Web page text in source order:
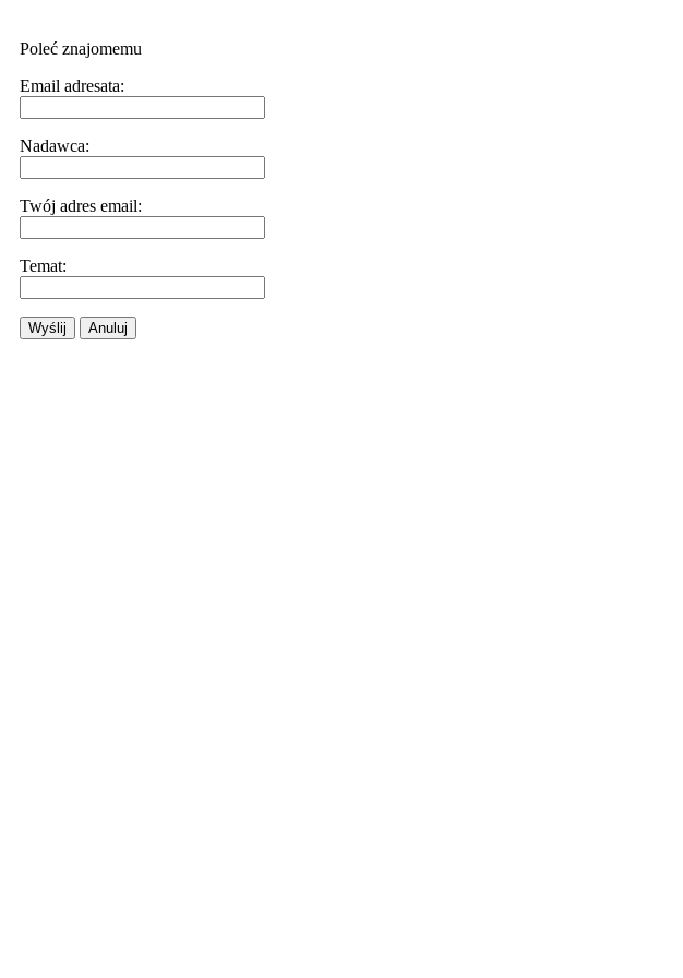
Poleć znajomemu
Email adresata:
Nadawca:
Twój adres email:
Temat:
Wyślij Anuluj